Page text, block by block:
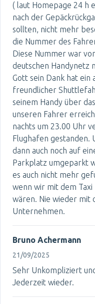
( laut Homepage 24 h
nach der
sollten, nicht mehr
die Nummer des
Diese Nummer war
deutschen Handynetz
Gott sein Dank hat ein
freundlicher
seinem Handy über
unseren Fahrer
nachts um 23.00 Uhr
Flughafen gestanden.
dann auch noch auf
Parkplatz umgeparkt
es auch nicht mehr
wenn wir mit dem
wären. Nie wieder mit
Unternehmen.
Bruno Achermann
21/09/2025
Sehr Unkompliziert
Jederzeit wieder.